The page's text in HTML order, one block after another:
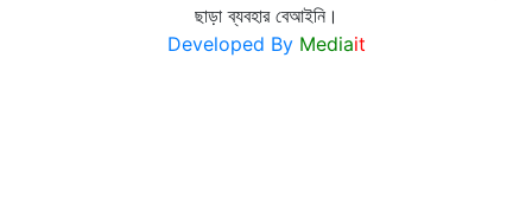
ছাড়া ব্যবহার বেআইনি।
Developed By Mediait